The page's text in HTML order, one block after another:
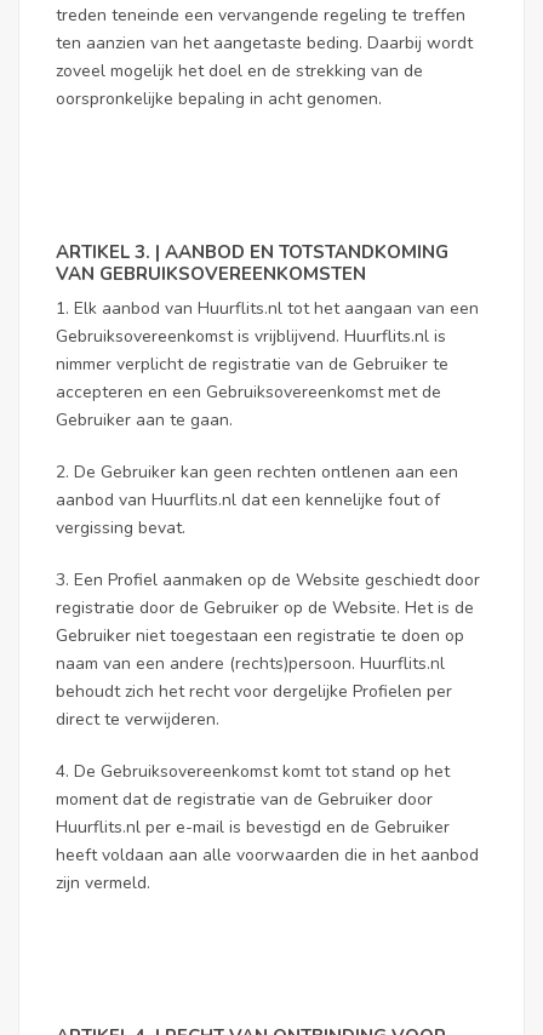
treden teneinde een vervangende regeling te treffen
ten aanzien van het aangetaste beding. Daarbij wordt
zoveel mogelijk het doel en de strekking van de
oorspronkelijke bepaling in acht genomen.
ARTIKEL 3. | AANBOD EN TOTSTANDKOMING
VAN GEBRUIKSOVEREENKOMSTEN
1. Elk aanbod van Huurflits.nl tot het aangaan van een
Gebruiksovereenkomst is vrijblijvend. Huurflits.nl is
nimmer verplicht de registratie van de Gebruiker te
accepteren en een Gebruiksovereenkomst met de
Gebruiker aan te gaan.
2. De Gebruiker kan geen rechten ontlenen aan een
aanbod van Huurflits.nl dat een kennelijke fout of
vergissing bevat.
3. Een Profiel aanmaken op de Website geschiedt door
registratie door de Gebruiker op de Website. Het is de
Gebruiker niet toegestaan een registratie te doen op
naam van een andere (rechts)persoon. Huurflits.nl
behoudt zich het recht voor dergelijke Profielen per
direct te verwijderen.
4. De Gebruiksovereenkomst komt tot stand op het
moment dat de registratie van de Gebruiker door
Huurflits.nl per e-mail is bevestigd en de Gebruiker
heeft voldaan aan alle voorwaarden die in het aanbod
zijn vermeld.